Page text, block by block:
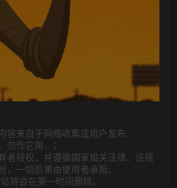
容来自于网络收集或用户发布.
作它用，；
者授权，并遵循国家相关法律、法规
一切后果由使用者承担。
将会在第一时间删除。